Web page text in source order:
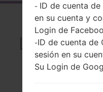
El
- ID de cuenta
en su cuenta y
Login de
-ID de cuenta de
sesión en su
Su Login de